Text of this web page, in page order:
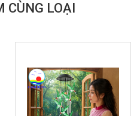
CÙNG LOẠI